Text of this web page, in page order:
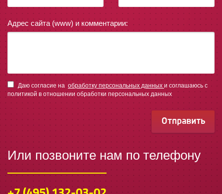
Адрес сайта (www) и комментарии:
Даю согласие наобработку персональных данных и соглашаюсь с
политикой в отношении обработки персональных данных
Отправить
Или позвоните нам по телефону